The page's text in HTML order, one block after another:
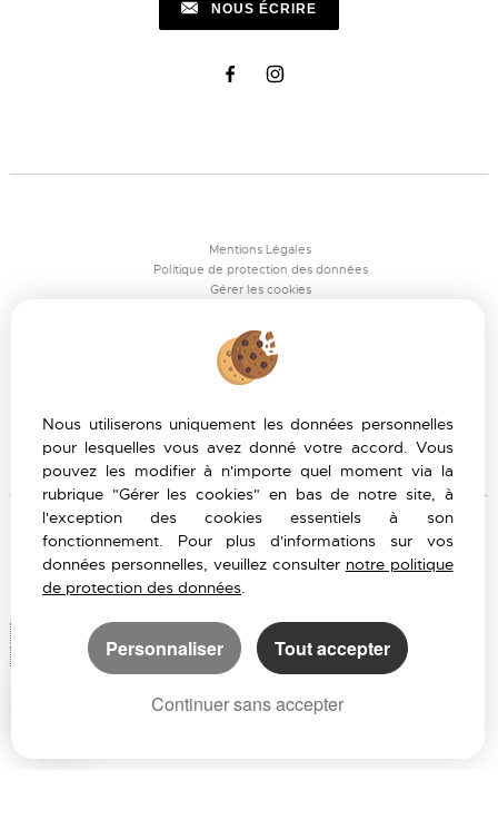
NOUS ÉCRIRE
Mentions Légales
Politique de protection des données
Gérer les cookies
Accès Propriétaire
Création site internet immobilier
Référencement site immobilier
Nous utiliserons uniquement les données personnelles
pour lesquelles vous avez donné votre accord. Vous
pouvez les modifier à n'importe quel moment via la
rubrique "Gérer les cookies" en bas de notre site, à
l'exception des cookies essentiels à son
fonctionnement. Pour plus d'informations sur vos
données personnelles, veuillez consulter notre politique
de protection des données.
Personnaliser Tout accepter
Continuer sans accepter